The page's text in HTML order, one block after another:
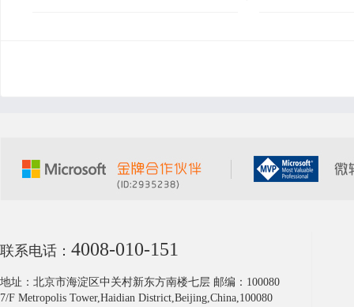
联系电话： 4008-010-151
地址：北京市海淀区中关村新东方南楼七层 邮编：100080
7/F Metropolis Tower,Haidian District,Beijing,China,100080